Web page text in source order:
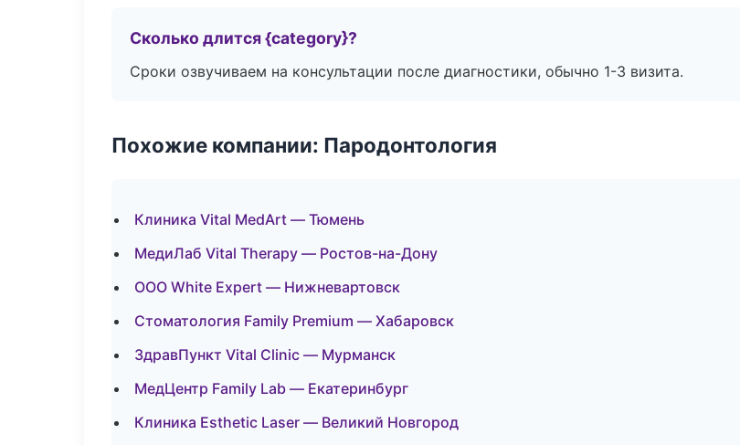
Сколько длится {category}?
Сроки озвучиваем на консультации после диагностики, обычно 1-3 визита.
Похожие компании: Пародонтология
Клиника Vital MedArt — Тюмень
МедиЛаб Vital Therapy — Ростов-на-Дону
ООО White Expert — Нижневартовск
Стоматология Family Premium — Хабаровск
ЗдравПункт Vital Clinic — Мурманск
МедЦентр Family Lab — Екатеринбург
Клиника Esthetic Laser — Великий Новгород